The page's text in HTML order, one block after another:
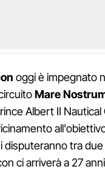
oggi è impegnato
Mare
Albert II
disputeranno tra due
ci arriverà a 27